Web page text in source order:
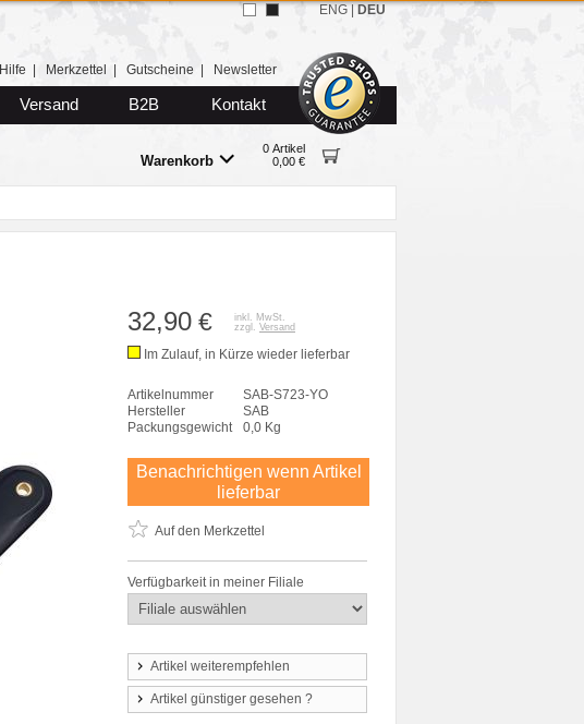
Hilfe Merkzettel Gutscheine Newsletter
Versand B2B Kontakt
Warenkorb
0 Artikel
0,00 €
ENG DEU
32,90 €
inkl. MwSt.
zzgl. Versand
Im Zulauf, in Kürze wieder lieferbar
Artikelnummer
SAB-S723-YO
Hersteller
SAB
Packungsgewicht
0,0 Kg
Benachrichtigen wenn Artikel
lieferbar
Auf den Merkzettel
Verfügbarkeit in meiner Filiale
Artikel weiterempfehlen
Artikel günstiger gesehen ?